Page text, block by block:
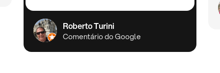
Roberto Turini
Comentário do Google